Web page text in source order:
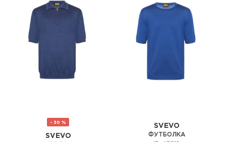
- 30 %
SVEVO
SVEVO
ФУТБОЛКА